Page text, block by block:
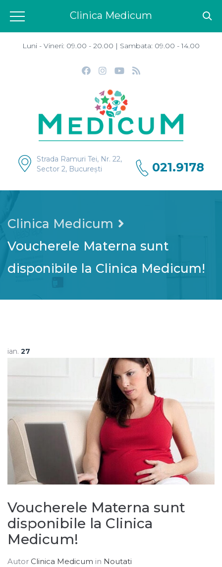
Luni - Vineri: 09.00 - 20.00 | Sambata: 09.00 - 14.00
Strada Ramuri Tei, Nr. 22,
Sector 2, București
021.9178
Clinica Medicum
Voucherele Materna sunt
disponibile la Clinica Medicum!
ian. 27
Voucherele Materna sunt
disponibile la Clinica
Medicum!
Autor Clinica Medicum in Noutati
Clinica Medicum